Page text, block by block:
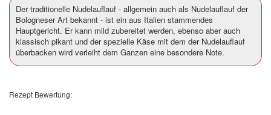
Der traditionelle Nudelauflauf - allgemein auch als Nudelauflauf der
Bologneser Art bekannt - ist ein aus Italien stammendes
Hauptgericht. Er kann mild zubereitet werden, ebenso aber auch
klassisch pikant und der spezielle Käse mit dem der Nudelauflauf
überbacken wird verleiht dem Ganzen eine besondere Note.
Rezept Bewertung: